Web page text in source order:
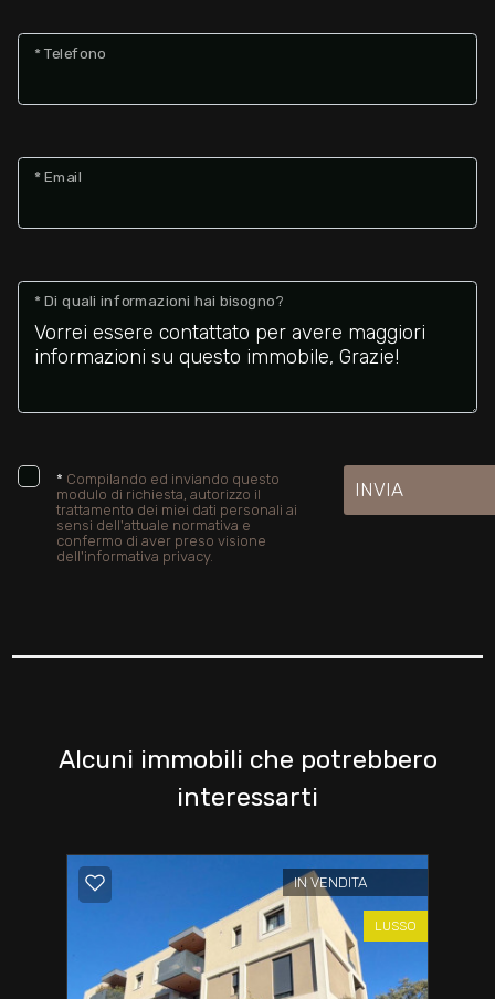
* Telefono
* Email
* Di quali informazioni hai bisogno?
* Compilando ed inviando questo
modulo di richiesta, autorizzo il
trattamento dei miei dati personali ai
sensi dell'attuale normativa e
confermo di aver preso visione
dell'informativa privacy.
INVIA
Alcuni immobili che potrebbero
interessarti
IN VENDITA
LUSSO